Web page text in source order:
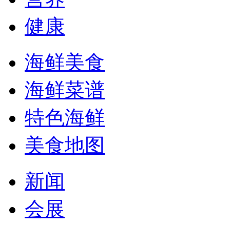
健康
海鲜美食
海鲜菜谱
特色海鲜
美食地图
新闻
会展